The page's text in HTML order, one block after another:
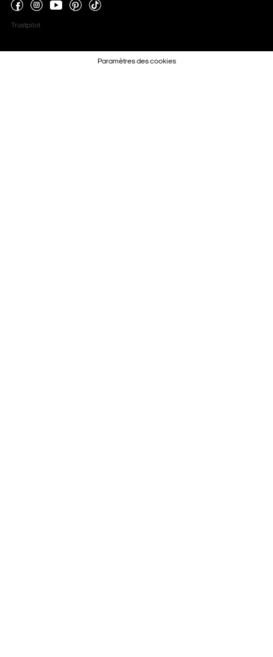
Trustpilot
Paramètres des cookies